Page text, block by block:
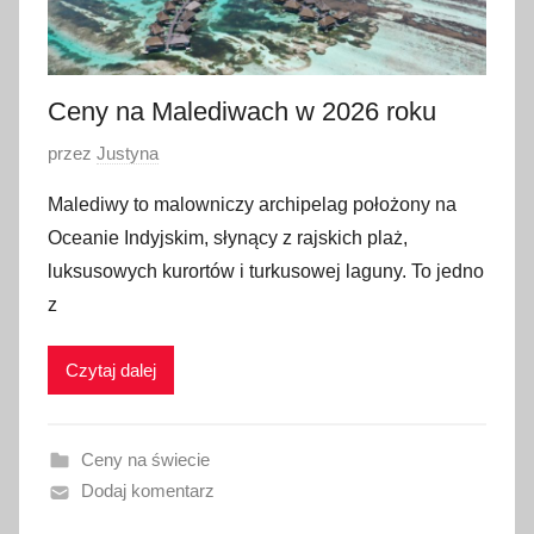
Ceny na Malediwach w 2026 roku
O
u
b
l
i
n
o
przez Justyna
Malediwy to malowniczy archipelag położony na
Oceanie Indyjskim, słynący z rajskich plaż,
luksusowych kurortów i turkusowej laguny. To jedno
z
Czytaj dalej
Ceny na świecie
Dodaj komentarz